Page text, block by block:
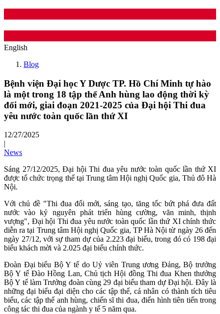
English
Blog
Bệnh viện Đại học Y Dược TP. Hồ Chí Minh tự hào
là một trong 18 tập thể Anh hùng lao động thời kỳ
đổi mới, giai đoạn 2021-2025 của Đại hội Thi đua
yêu nước toàn quốc lần thứ XI
12/27/2025
|
News
Sáng 27/12/2025, Đại hội Thi đua yêu nước toàn quốc lần thứ XI
được tổ chức trọng thể tại Trung tâm Hội nghị Quốc gia, Thủ đô Hà
Nội.
Với chủ đề "Thi đua đổi mới, sáng tạo, tăng tốc bứt phá đưa đất
nước vào kỷ nguyên phát triển hùng cường, văn minh, thịnh
vượng", Đại hội Thi đua yêu nước toàn quốc lần thứ XI chính thức
diễn ra tại Trung tâm Hội nghị Quốc gia, TP Hà Nội từ ngày 26 đến
ngày 27/12, với sự tham dự của 2.223 đại biểu, trong đó có 198 đại
biểu khách mời và 2.025 đại biểu chính thức.
Đoàn Đại biểu Bộ Y tế do Uỷ viên Trung ương Đảng, Bộ trưởng
Bộ Y tế Đào Hồng Lan, Chủ tịch Hội đồng Thi đua Khen thưởng
Bộ Y tế làm Trưởng đoàn cùng 29 đại biểu tham dự Đại hội. Đây là
những đại biểu đại diện cho các tập thể, cá nhân có thành tích tiêu
biểu, các tập thể anh hùng, chiến sĩ thi đua, điển hình tiên tiến trong
công tác thi đua của ngành y tế 5 năm qua.